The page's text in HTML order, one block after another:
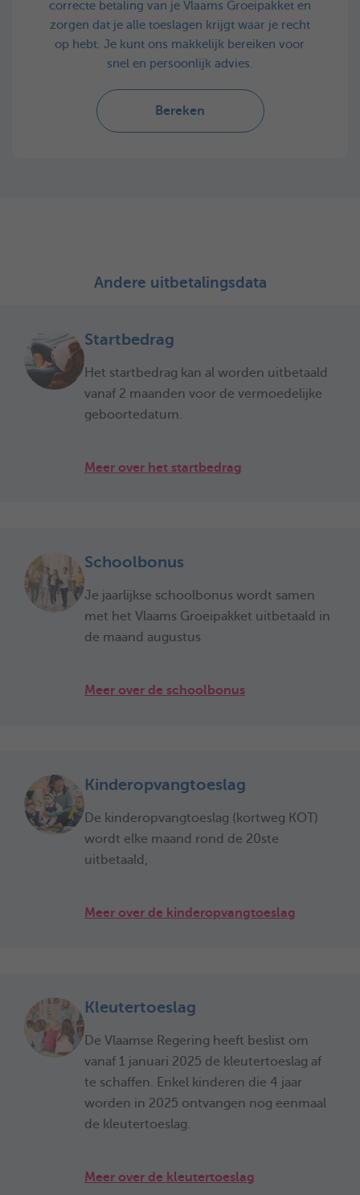
correcte betaling van je Vlaams Groeipakket en
zorgen dat je alle toeslagen krijgt waar je recht
op hebt. Je kunt ons makkelijk bereiken voor
snel en persoonlijk advies.
Bereken
Andere uitbetalingsdata
Startbedrag
Het startbedrag kan al worden uitbetaald
vanaf 2 maanden voor de vermoedelijke
geboortedatum.
Meer over het startbedrag
Schoolbonus
Je jaarlijkse schoolbonus wordt samen
met het Vlaams Groeipakket uitbetaald in
de maand augustus
Meer over de schoolbonus
Kinderopvangtoeslag
De kinderopvangtoeslag (kortweg KOT)
wordt elke maand rond de 20ste
uitbetaald,
Meer over de kinderopvangtoeslag
Kleutertoeslag
De Vlaamse Regering heeft beslist om
vanaf 1 januari 2025 de kleutertoeslag af
te schaffen. Enkel kinderen die 4 jaar
worden in 2025 ontvangen nog eenmaal
de kleutertoeslag.
Meer over de kleutertoeslag